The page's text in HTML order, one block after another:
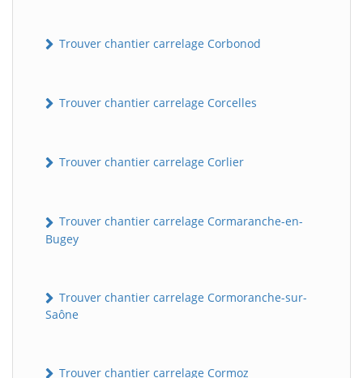
Trouver chantier carrelage Corbonod
Trouver chantier carrelage Corcelles
Trouver chantier carrelage Corlier
Trouver chantier carrelage Cormaranche-en-
Bugey
Trouver chantier carrelage Cormoranche-sur-
Saône
Trouver chantier carrelage Cormoz
B Assistant en ligne
BatiWebPro